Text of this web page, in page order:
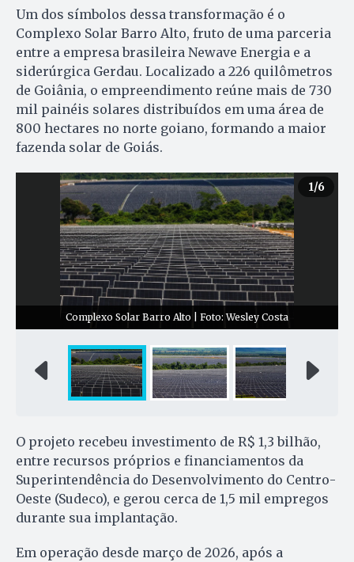
Um dos símbolos dessa transformação é o
Complexo Solar Barro Alto, fruto de uma parceria
entre a empresa brasileira Newave Energia e a
siderúrgica Gerdau. Localizado a 226 quilômetros
de Goiânia, o empreendimento reúne mais de 730
mil painéis solares distribuídos em uma área de
800 hectares no norte goiano, formando a maior
fazenda solar de Goiás.
1/6
Complexo Solar Barro Alto | Foto: Wesley Costa
O projeto recebeu investimento de R$ 1,3 bilhão,
entre recursos próprios e financiamentos da
Superintendência do Desenvolvimento do Centro-
Oeste (Sudeco), e gerou cerca de 1,5 mil empregos
durante sua implantação.
Em operação desde março de 2026, após a